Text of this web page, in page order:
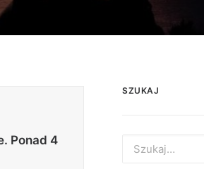
Ponad 4
SZUKAJ
for: